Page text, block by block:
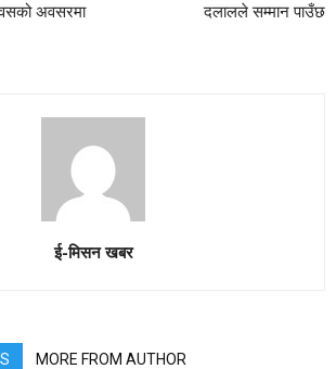
अवसरमा
दलालले सम्मान पाउँछ
ई-मिसन खबर
MORE FROM AUTHOR